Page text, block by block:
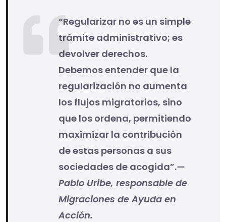
“Regularizar no es un simple
trámite administrativo; es
devolver derechos.
Debemos entender que la
regularización no aumenta
los flujos migratorios, sino
que los ordena, permitiendo
maximizar la contribución
de estas personas a sus
sociedades de acogida”.—
Pablo Uribe, responsable de
Migraciones de Ayuda en
Acción.